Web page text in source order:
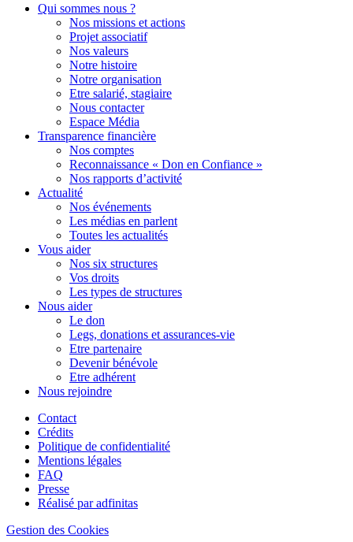
Qui sommes nous ?
Nos missions et actions
Projet associatif
Nos valeurs
Notre histoire
Notre organisation
Etre salarié, stagiaire
Nous contacter
Espace Média
Transparence financière
Nos comptes
Reconnaissance « Don en Confiance »
Nos rapports d’activité
Actualité
Nos événements
Les médias en parlent
Toutes les actualités
Vous aider
Nos six structures
Vos droits
Les types de structures
Nous aider
Le don
Legs, donations et assurances-vie
Etre partenaire
Devenir bénévole
Etre adhérent
Nous rejoindre
Contact
Crédits
Politique de confidentialité
Mentions légales
FAQ
Presse
Réalisé par adfinitas
Gestion des Cookies